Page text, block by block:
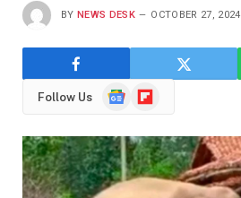
BY NEWS DESK OCTOBER 27, 2024
Follow Us
GoogleFlipboard